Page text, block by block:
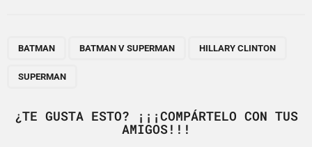
BATMAN BATMAN V SUPERMAN HILLARY CLINTON
SUPERMAN
¿TE GUSTA ESTO? ¡¡¡COMPÁRTELO CON TUS
AMIGOS!!!